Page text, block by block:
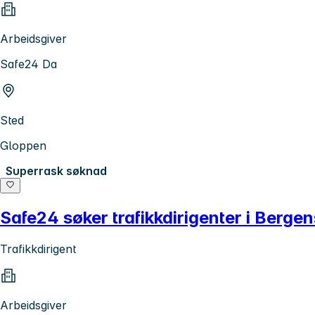
Arbeidsgiver
Safe24 Da
Sted
Gloppen
Superrask søknad
Safe24 søker trafikkdirigenter i
Trafikkdirigent
Arbeidsgiver